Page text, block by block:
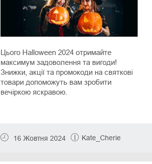
Цього Halloween 2024 отримайте
максимум задоволення та вигоди!
Знижки, акції та промокоди на святкові
товари допоможуть вам зробити
вечіркою яскравою.
16 Жовтня 2024 Kate_Cherie